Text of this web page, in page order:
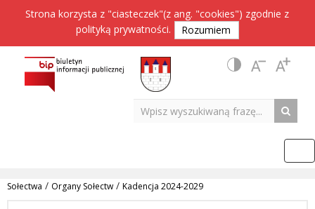
Strona korzysta z "ciasteczek"(z ang. "cookies") zgodnie z
polityką prywatności. Rozumiem
Sołectwa / Organy Sołectw / Kadencja 2024-2029